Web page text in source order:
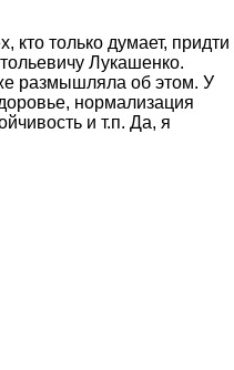
кто только думает, придти
Лукашенко.
размышляла об этом. У
нормализация
и т.п. Да, я